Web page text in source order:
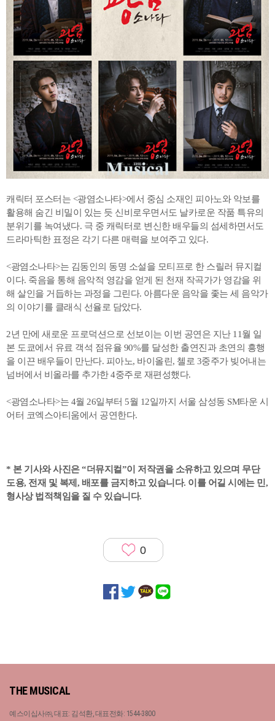
캐릭터 포스터는 <광염소나타>에서 중심 소재인 피아노와 악보를
활용해 숨긴 비밀이 있는 듯 신비로우면서도 날카로운 작품 특유의
분위기를 녹여냈다. 극 중 캐릭터로 변신한 배우들의 섬세하면서도
드라마틱한 표정은 각기 다른 매력을 보여주고 있다.
<광염소나타>는 김동인의 동명 소설을 모티프로 한 스릴러 뮤지컬
이다. 죽음을 통해 음악적 영감을 얻게 된 천재 작곡가가 영감을 위
해 살인을 거듭하는 과정을 그린다. 아름다운 음악을 좇는 세 음악가
의 이야기를 클래식 선율로 담았다.
2년 만에 새로운 프로덕션으로 선보이는 이번 공연은 지난 11월 일
본 도쿄에서 유료 객석 점유율 90%를 달성한 출연진과 초연의 흥행
을 이끈 배우들이 만난다. 피아노, 바이올린, 첼로 3중주가 빚어내는
넘버에서 비올라를 추가한 4중주로 재편성했다.
<광염소나타>는 4월 26일부터 5월 12일까지 서울 삼성동 SM타운 시
어터 코엑스아티움에서 공연한다.
* 본 기사와 사진은 “더뮤지컬”이 저작권을 소유하고 있으며 무단
도용, 전재 및 복제, 배포를 금지하고 있습니다. 이를 어길 시에는 민,
형사상 법적책임을 질 수 있습니다.
0
THE MUSICAL
예스이십사㈜, 대표: 김석환, 대표전화: 1544-3800